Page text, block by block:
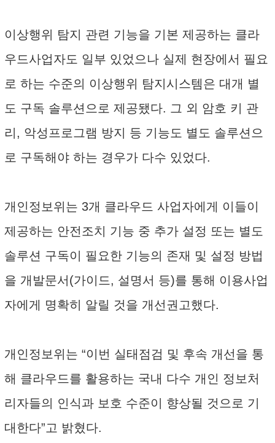
이상행위 탐지 관련 기능을 기본 제공하는 클라
우드사업자도 일부 있었으나 실제 현장에서 필요
로 하는 수준의 이상행위 탐지시스템은 대개 별
도 구독 솔루션으로 제공됐다. 그 외 암호 키 관
리, 악성프로그램 방지 등 기능도 별도 솔루션으
로 구독해야 하는 경우가 다수 있었다.
개인정보위는 3개 클라우드 사업자에게 이들이
제공하는 안전조치 기능 중 추가 설정 또는 별도
솔루션 구독이 필요한 기능의 존재 및 설정 방법
을 개발문서(가이드, 설명서 등)를 통해 이용사업
자에게 명확히 알릴 것을 개선권고했다.
개인정보위는 “이번 실태점검 및 후속 개선을 통
해 클라우드를 활용하는 국내 다수 개인 정보처
리자들의 인식과 보호 수준이 향상될 것으로 기
대한다”고 밝혔다.